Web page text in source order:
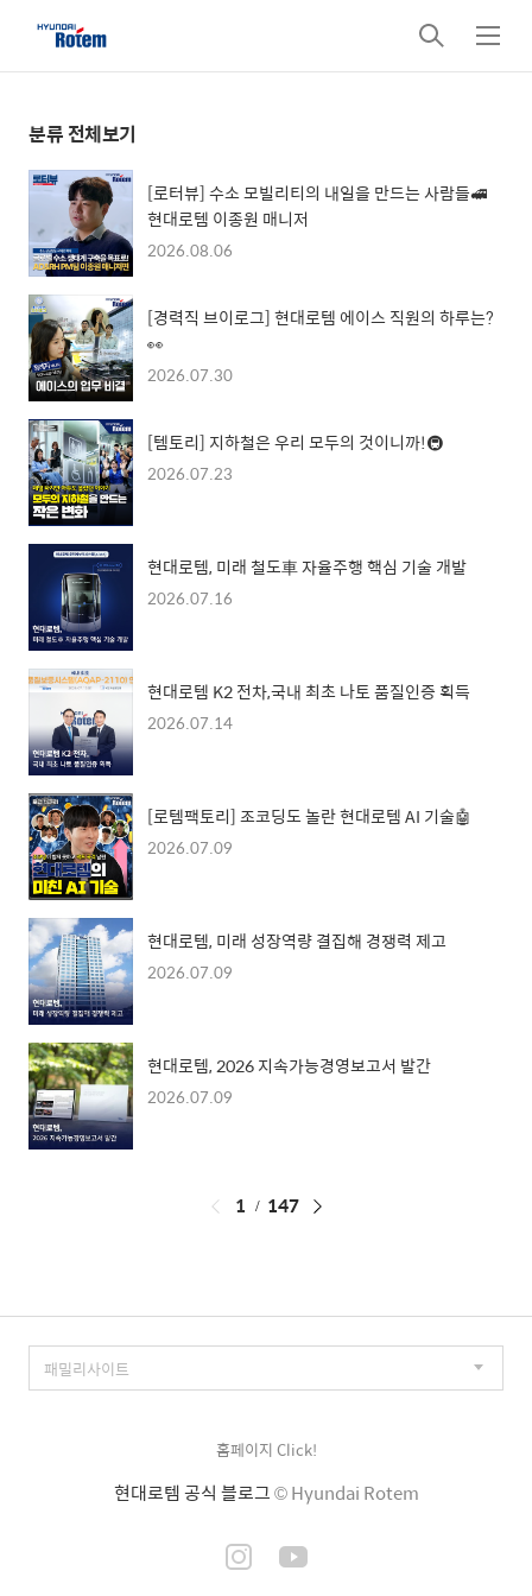
검
색
메
뉴
분류 전체보기
[로터뷰] 수소 모빌리티의 내일을 만드는 사람들🚅
현대로템 이종원 매니저
2026.08.06
[경력직 브이로그] 현대로템 에이스 직원의 하루는?
👀
2026.07.30
[템토리] 지하철은 우리 모두의 것이니까!🚇
2026.07.23
현대로템, 미래 철도車 자율주행 핵심 기술 개발
2026.07.16
현대로템 K2 전차,국내 최초 나토 품질인증 획득
2026.07.14
[로템팩토리] 조코딩도 놀란 현대로템 AI 기술🤖
2026.07.09
현대로템, 미래 성장역량 결집해 경쟁력 제고
2026.07.09
현대로템, 2026 지속가능경영보고서 발간
2026.07.09
페
1 147
홈페이지 Click!
현대로템 공식 블로그© Hyundai Rotem